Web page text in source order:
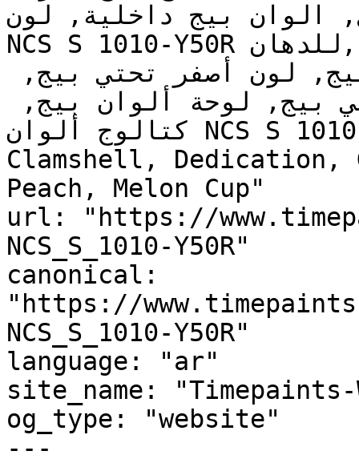
الوان بيج داخلية, لون
NCS S 1010-Y50R للدهان, NCS S 1010-Y50R دهان,
كتالوج ألوان NCS S 1010-Y50R, NCS S 1010-Y50R,
Clamshell, Dedication,
Peach, Melon Cup"
url: "https://
NCS_S_1010-Y50R"
canonical:
"https://
NCS_S_1010-Y50R"
language: "ar"
site_name:
og_type: "website"
---